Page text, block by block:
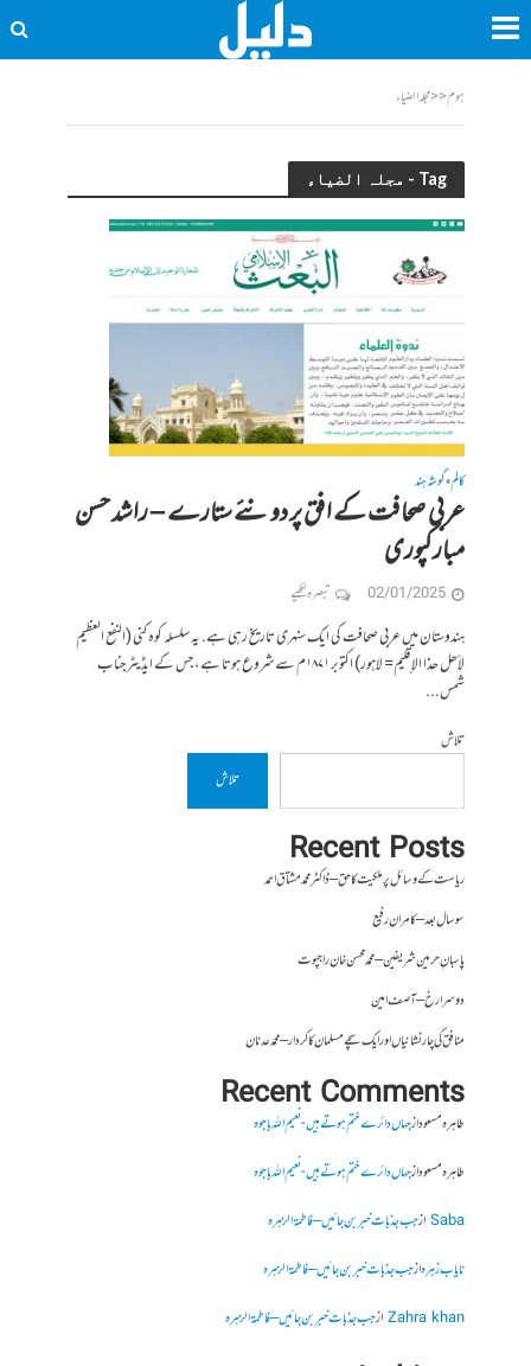
ہوم<<مجلہ الضیاء
Tag - مجلہ الضیاء
کالم•گوشہ ہند
عربی صحافت کے افق پر دو نئے ستارے – راشد حسن
مبارکپوری
02/01/2025 تبصرہ لکھیے
ہندوستان میں عربى صحافت کى ایک سنہرى تاریخ رہى ہے. یہ سلسلہ کوہ کنى (النفع العظیم
لأھل ھذا الإقلیم= لاہور) اکتوبر ۱۸۷۱م سے شروع ہوتا ہے، جس کے ایڈیٹر جناب
شمس...
تلاش
تلاش
Recent Posts
ریاست کے وسائل پر ملکیت کا حق – ڈاکٹر محمد مشتاق احمد
سو سال بعد – کامران رفیع
پاسبانِ حرمین شریفین – محمد محسن خان راجپوت
دوسرا رخ – آصف امین
منافق کی چار نشانیاں اور ایک سچے مسلمان کا کردار – محمد عدنان
Recent Comments
طاہرہ مسعودازجہاں دائرے ختم ہوتے ہیں- نعیم اللہ باجوہ
طاہرہ مسعودازجہاں دائرے ختم ہوتے ہیں- نعیم اللہ باجوہ
Sabaازجب جذبات خبر بن جائیں – فاطمۃالزہرہ
نایاب زہرہازجب جذبات خبر بن جائیں – فاطمۃالزہرہ
Zahra khanازجب جذبات خبر بن جائیں – فاطمۃالزہرہ